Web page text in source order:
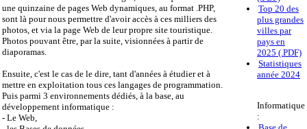
une quinzaine de pages Web dynamiques, au format .PHP,
sont là pour nous permettre d'avoir accès à ces milliers des
photos, et via la page Web de leur propre site touristique.
Photos pouvant être, par la suite, visionnées à partir de
diaporamas.
Ensuite, c'est le cas de le dire, tant d'années à étudier et à
mettre en exploitation tous ces langages de programmation.
Puis parmi 3 environnements dédiés, à la base, au
développement informatique :
- Le Web,
Top 20 des
plus grandes
villes par
pays en
2025 (.PDF)
Statistiques
année 2024
Informatique
: